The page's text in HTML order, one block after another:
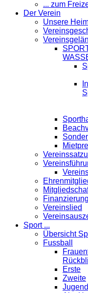
... zum
Der Verein
Unsere
Vereinslied
Sport ...
Übersicht
Fussball
Erste
Zweite